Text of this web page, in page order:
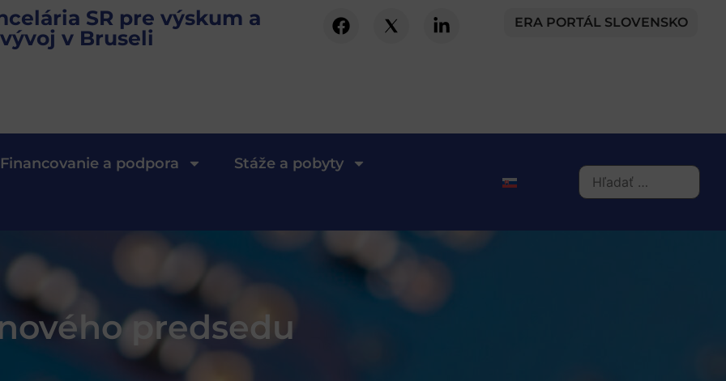
SR pre výskum a
vývoj v Bruseli
ERA PORTÁL SLOVENSKO
Financovanie a podpora Stáže a pobyty
predsedu